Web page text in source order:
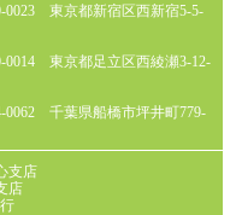
東京都新宿区西新宿5-5-
0014 東京都足立区西綾瀬3-12-
0062 千葉県船橋市坪井町779-
支店
店